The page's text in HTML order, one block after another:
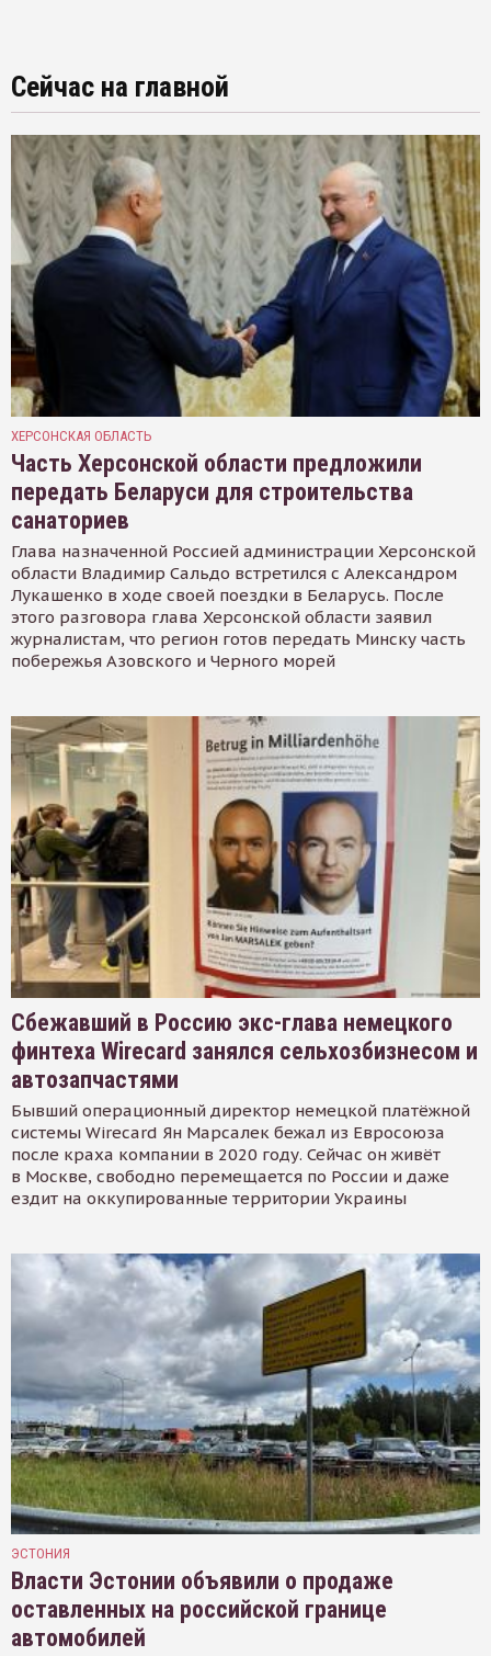
Сейчас на главной
ХЕРСОНСКАЯ ОБЛАСТЬ
Часть Херсонской области предложили
передать Беларуси для строительства
санаториев
Глава назначенной Россией администрации Херсонской
области Владимир Сальдо встретился с Александром
Лукашенко в ходе своей поездки в Беларусь. После
этого разговора глава Херсонской области заявил
журналистам, что регион готов передать Минску часть
побережья Азовского и Черного морей
Сбежавший в Россию экс-глава немецкого
финтеха Wirecard занялся сельхозбизнесом и
автозапчастями
Бывший операционный директор немецкой платёжной
системы Wirecard Ян Марсалек бежал из Евросоюза
после краха компании в 2020 году. Сейчас он живёт
в Москве, свободно перемещается по России и даже
ездит на оккупированные территории Украины
ЭСТОНИЯ
Власти Эстонии объявили о продаже
оставленных на российской границе
автомобилей